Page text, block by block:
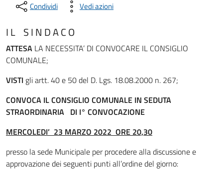
Condividi Vedi azioni
I L S I N D A C O
ATTESA LA NECESSITA’ DI CONVOCARE IL CONSIGLIO
COMUNALE;
VISTI gli artt. 40 e 50 del D. Lgs. 18.08.2000 n. 267;
CONVOCA IL CONSIGLIO COMUNALE IN SEDUTA
STRAORDINARIA DI I° CONVOCAZIONE
MERCOLEDI’ 23 MARZO 2022 ORE 20,30
presso la sede Municipale per procedere alla discussione e
approvazione dei seguenti punti all’ordine del giorno: